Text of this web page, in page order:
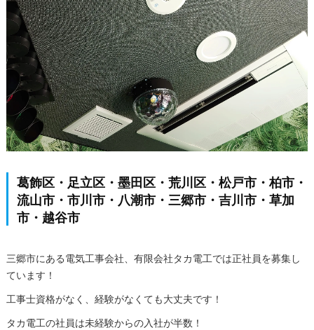
葛飾区・足立区・墨田区・荒川区・松戸市・柏市・
流山市・市川市・八潮市・三郷市・吉川市・草加
市・越谷市
三郷市にある電気工事会社、有限会社タカ電工では正社員を募集し
ています！
工事士資格がなく、経験がなくても大丈夫です！
タカ電工の社員は未経験からの入社が半数！